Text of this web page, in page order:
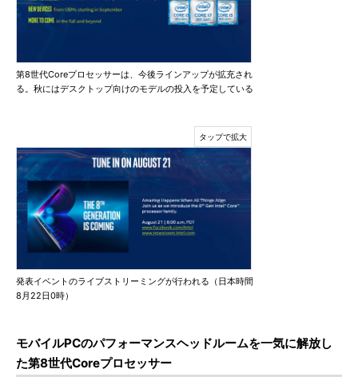
第8世代Coreプロセッサーは、今後ラインアップが拡充され
る。秋にはデスクトップ向けのモデルの投入を予定している
発表イベントのライブストリーミングが行われる（日本時間
8月22日0時）
モバイルPCのパフォーマンスヘッドルームを一気に解放し
た第8世代Coreプロセッサー